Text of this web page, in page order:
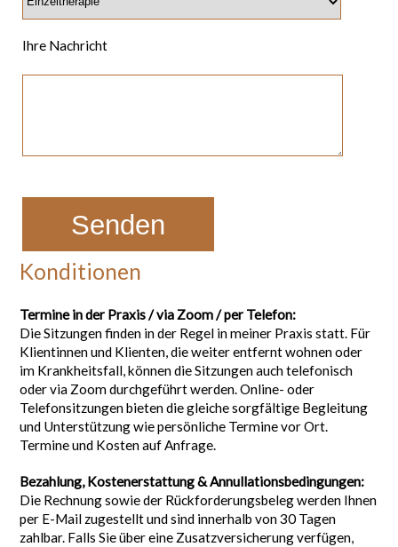
Ihre Nachricht
Konditionen
Termine in der Praxis / via Zoom / per Telefon:
Die Sitzungen finden in der Regel in meiner Praxis statt. Für
Klientinnen und Klienten, die weiter entfernt wohnen oder
im Krankheitsfall, können die Sitzungen auch telefonisch
oder via Zoom durchgeführt werden. Online- oder
Telefonsitzungen bieten die gleiche sorgfältige Begleitung
und Unterstützung wie persönliche Termine vor Ort.
Termine und Kosten auf Anfrage.
Bezahlung, Kostenerstattung & Annullationsbedingungen:
Die Rechnung sowie der Rückforderungsbeleg werden Ihnen
per E-Mail zugestellt und sind innerhalb von 30 Tagen
zahlbar. Falls Sie über eine Zusatzversicherung verfügen,